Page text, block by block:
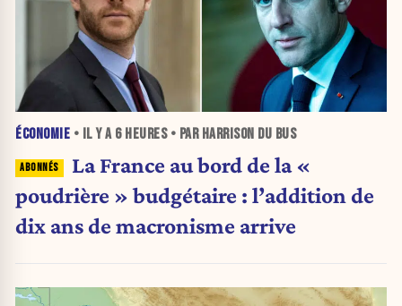
ÉCONOMIE • IL Y A 6 HEURES• PAR HARRISON DU BUS
La France au bord de la «
poudrière » budgétaire : l’addition de
dix ans de macronisme arrive